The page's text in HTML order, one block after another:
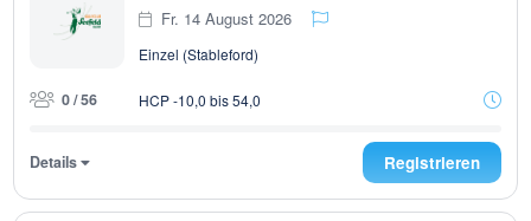
Fr. 14 August 2026
Einzel (Stableford)
0 / 56 HCP -10,0 bis 54,0
Details Registrieren